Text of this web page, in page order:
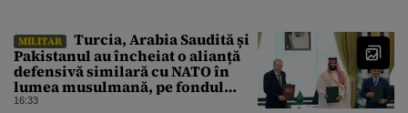
MILITAR
Turcia, Arabia Saudită și
Pakistanul au încheiat o alianță
defensivă similară cu NATO în
lumea musulmană, pe fondul
conflictelor din Orientul Mijlociu
16:33